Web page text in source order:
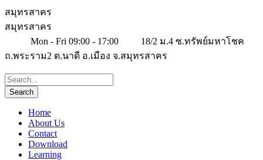
สมุทรสาคร
สมุทรสาคร
Mon - Fri 09:00 - 17:00
18/2 ม.4 ซ.ทรัพย์มหาโชค
ถ.พระราม2 ต.นาดี อ.เมือง จ.สมุทรสาคร
Home
About Us
Contact
Download
Learning